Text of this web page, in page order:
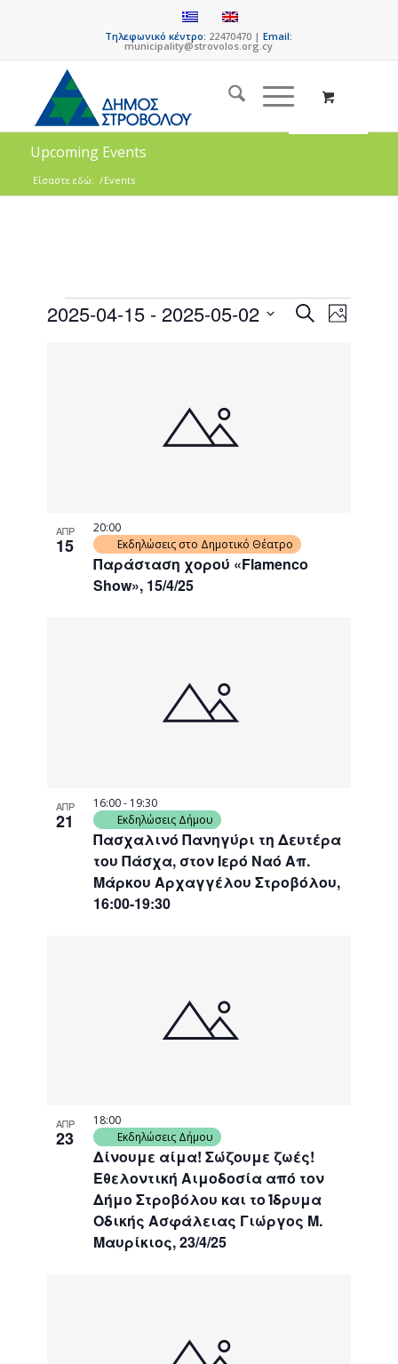
Τηλεφωνικό κέντρο: 22470470 |Email:
municipality@strovolos.org.cy
Upcoming Events
Είσαστε εδώ: /Events
Events
SearchEvent
Views
Photo
2025-04-15 - 2025-05-02
ΑΠΡ
15
Παράσταση χορού «Flamenco
Show», 15/4/25
20:00
Εκδηλώσεις στο Δημοτικό Θέατρο
ΑΠΡ
21
Πασχαλινό Πανηγύρι τη Δευτέρα
του Πάσχα, στον Ιερό Ναό Απ.
Μάρκου Αρχαγγέλου Στροβόλου,
16:00-19:30
16:00- 19:30
Εκδηλώσεις Δήμου
ΑΠΡ
23
Δίνουμε αίμα! Σώζουμε ζωές!
Εθελοντική Αιμοδοσία από τον
Δήμο Στροβόλου και το Ίδρυμα
Οδικής Ασφάλειας Γιώργος Μ.
Μαυρίκιος, 23/4/25
18:00
Εκδηλώσεις Δήμου